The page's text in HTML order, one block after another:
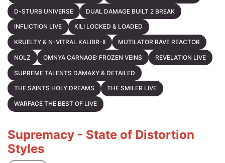
D-STURB UNIVERSE DUAL DAMAGE BUILT 2 BREAK
INFLICTION LIVE KILI LOCKED & LOADED
KRUELTY & N-VITRAL KALIBR-II MUTILATOR RAVE REACTOR
NOLZ OMNYA CARNAGE: FROZEN VEINS REVELATION LIVE
SUPREME TALENTS DAMAXY & DETAILED
THE SAINTS HOLY DREAMS THE SMILER LIVE
WARFACE THE BEST OF LIVE
Supremacy - State of Distortion
Styles